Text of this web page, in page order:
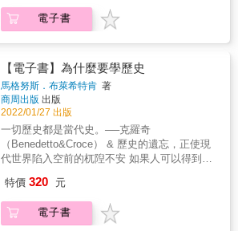
所處的位置是否足以好好觀察被再現的對象？
7：可能的話，比較關於相同物件或事件的不同
圖像，兩個或以上的見證總比一個好。 8：留
絡，包括物質的、社會的、以及政治的。 9：
要意識到圖像的作用，它們對於外界有其影
響。 10：最後一條，就是「沒有」規則，由於
圖像本身的多樣性，還有歷史學者打算提問的
問題，也充樣性。
日本歷史學家磯田道史與讀者談「歷史的思
考」，輕鬆幽默，卻又發人深省，想要知道為
什麼要讀歷史的人，應該讀的一本書。 & ★ 從
要歷史、我們如何看待歷史，與歷史對我們此
刻生活的重要性，讓讀者理解，歷史絕對不是
教科書上需要背誦的條目而已。 & 日本亞馬遜
讀者好評 & 不管是喜歡歷史的中學生，還是已
經超過六十歲的讀者，都會喜歡這本書。磯田
老師的書從來沒讓我們失望。──Yamatatu &
即使不是對歷史非常有興趣的人，也會很容易
イヌ
不是那麼理所當然的。它們都是以前的人前仆
後繼奮力爭取而來的，如果我們不知道這些價
教不斷意圖插手俗世社會，真正的兩性平權仍
然長夜漫漫，貧富差距持續擴大，種種不平等
依舊阻礙社會流動。進步會不斷地大步向前，
但是世界並不會自動成為和平而和諧的地方，
我們必須相信理性的力量，從歷史當中記取教
訓，捍衛民主的價值，勇敢決定我們自己的未
來。 慕尼黑大學當代史教授馬格努斯‧布萊希特
肯在大學裡開了一門當代史討論課，讓學生們
認真思考歷史的價值是什麼，並且引導學生們
《為什麼要學歷史》，就是以研討課為基礎，
引領讀者認識到，現在世界的文明成就和種種
電子書
【電子書】為什麼要學歷史
馬格努斯．布萊希特肯 著
商周出版 出版
2022/01/27 出版
一切歷史都是當代史。──克羅奇
（Benedetto&Croce） & 歷史的遺忘，正使現
代世界陷入空前的杌隉不安 如果人可以得到任
們世界的自由、平等、民主、人權和秩序，並
不是那麼理所當然的。它們都是以前的人前仆
後繼奮力爭取而來的，如果我們不知道這些價
特價 320 元
電子書